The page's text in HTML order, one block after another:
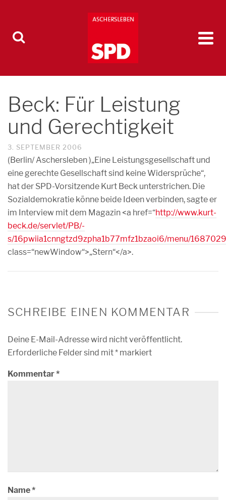
Beck: Für Leistung
und Gerechtigkeit
3. SEPTEMBER 2006
(Berlin/ Aschersleben )„Eine Leistungsgesellschaft und
eine gerechte Gesellschaft sind keine Widersprüche“,
hat der SPD-Vorsitzende Kurt Beck unterstrichen. Die
Sozialdemokratie könne beide Ideen verbinden, sagte er
im Interview mit dem Magazin <a href=“http://www.kurt-
beck.de/servlet/PB/-
s/16pwiia1cnngtzd9zpha1b77mfz1bzaoi6/menu/
class=“newWindow“>„Stern“</a>.
SCHREIBE EINEN KOMMENTAR
Deine E-Mail-Adresse wird nicht veröffentlicht.
Erforderliche Felder sind mit* markiert
Kommentar*
Name*